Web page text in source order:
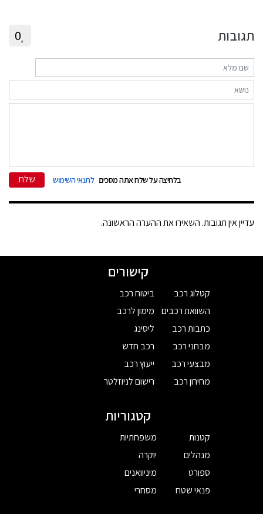
תגובות 0
בלחיצה על שלח אתה מסכים לתנאי השימוש שלח
עדיין אין תגובות. השאירו את ההערה הראשונה.
קישורים
קטלוג רכב
השוואת רכבים
כתבות רכב
מבחני רכב
מבצעי רכב
מחירון רכב
ביטוח רכב
מימון לרכב
ליסינג
רכב חדש
ייעוץ רכב
רישום לניוזלטר
קטגוריות
קטנות
מנהלים
ספורט
פנאי שטח
משפחתיות
יוקרה
מיניוואנים
מסחרי